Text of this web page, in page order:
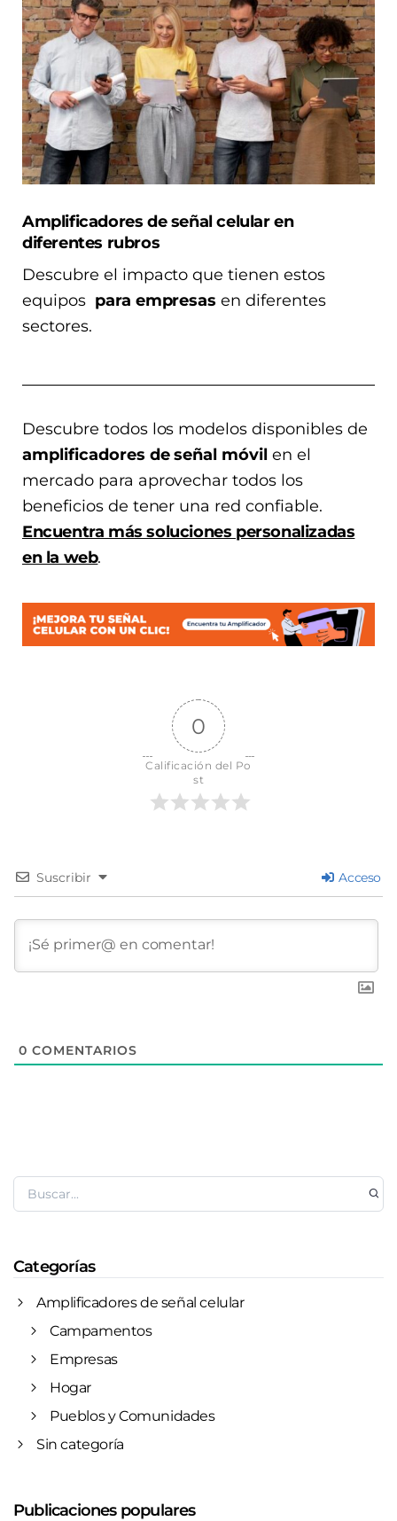
Amplificadores de señal celular en
diferentes rubros
Descubre el impacto que tienen estos
equipos para empresas en diferentes
sectores.
Descubre todos los modelos disponibles de
amplificadores de señal móvil en el
mercado para aprovechar todos los
beneficios de tener una red confiable.
Encuentra más soluciones personalizadas
en la web.
0
Calificación del Po
st
Suscribir Acceso
0 COMENTARIOS
Categorías
Amplificadores de señal celular
Campamentos
Empresas
Hogar
Pueblos y Comunidades
Sin categoría
Publicaciones populares